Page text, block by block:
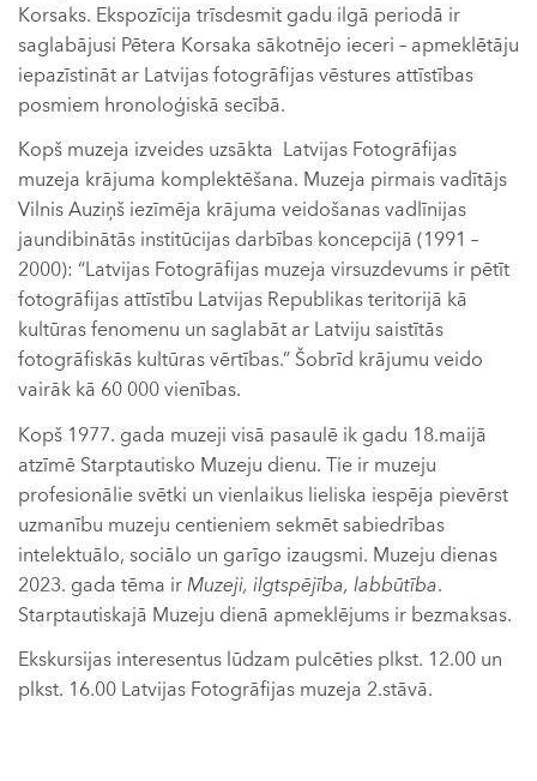
Korsaks. Ekspozīcija trīsdesmit gadu ilgā periodā ir
saglabājusi Pētera Korsaka sākotnējo ieceri – apmeklētāju
iepazīstināt ar Latvijas fotogrāfijas vēstures attīstības
posmiem hronoloģiskā secībā.
Kopš muzeja izveides uzsākta Latvijas Fotogrāfijas
muzeja krājuma komplektēšana. Muzeja pirmais vadītājs
Vilnis Auziņš iezīmēja krājuma veidošanas vadlīnijas
jaundibinātās institūcijas darbības koncepcijā (1991 –
2000): “Latvijas Fotogrāfijas muzeja virsuzdevums ir pētīt
fotogrāfijas attīstību Latvijas Republikas teritorijā kā
kultūras fenomenu un saglabāt ar Latviju saistītās
fotogrāfiskās kultūras vērtības.” Šobrīd krājumu veido
vairāk kā 60 000 vienības.
Kopš 1977. gada muzeji visā pasaulē ik gadu 18.maijā
atzīmē Starptautisko Muzeju dienu. Tie ir muzeju
profesionālie svētki un vienlaikus lieliska iespēja pievērst
uzmanību muzeju centieniem sekmēt sabiedrības
intelektuālo, sociālo un garīgo izaugsmi. Muzeju dienas
2023. gada tēma irMuzeji, ilgtspējība, labbūtība.
Starptautiskajā Muzeju dienā apmeklējums ir bezmaksas.
Ekskursijas interesentus lūdzam pulcēties plkst. 12.00 un
plkst. 16.00 Latvijas Fotogrāfijas muzeja 2.stāvā.